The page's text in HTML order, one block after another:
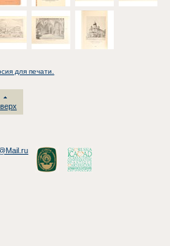
для печати.